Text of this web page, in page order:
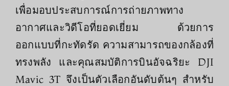
เพื่อมอบประสบการณ์การถ่ายภาพทาง
อากาศและวิดีโอที่ยอดเยี่ยม ด้วยการ
ออกแบบที่กะทัดรัด ความสามารถของกล้องที่
ทรงพลัง และคุณสมบัติการบินอัจฉริยะ DJI
Mavic 3T จึงเป็นตัวเลือกอันดับต้นๆ สำหรับ